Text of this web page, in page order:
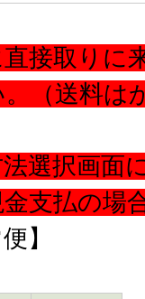
直接取りに
（送料は
選択画面
支払の場
】